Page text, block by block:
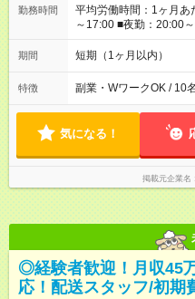
勤務時間
平均労働時間：1ヶ月
～17:00 ■夜勤：20:00
く終われば1現場4～8時間勤務もあり
が早く終わっても日給
日勤：08:00～17:00 ■
なります ※早く終われば1現
OK！ ☆現場が早く終わ
「日勤＋夜勤」も可能！
期間 短期（1ヶ月以内）
特徴 副業・WワークOK / 10
気になる！
掲載元企業名
◎経験者歓迎！月収45
応！配送スタッフ/初期